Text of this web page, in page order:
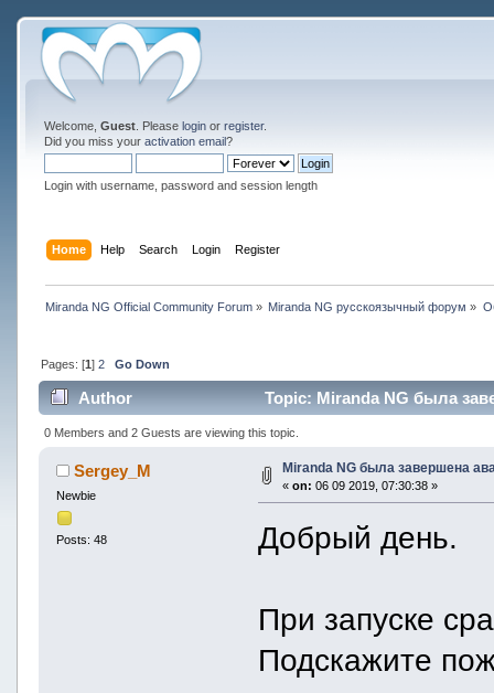
Welcome, Guest. Please loginor register.
Did you miss your activation email?
Login with username, password and session length
Home Help Search Login Register
Miranda NG Official Community Forum» Miranda NG русскоязычный форум »
Pages: [1] 2 Go Down
Author Topic: Miranda NG была
0 Members and 2 Guests are viewing this topic.
Sergey_M
Newbie
Posts: 48
Miranda NG была завершена
« on: 06 09 2019, 07:30:38 »
Добрый день.
При запуске
Подскажите